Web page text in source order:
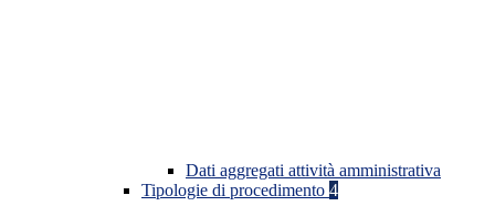
Dati aggregati attività amministrativa
Tipologie di procedimento 4